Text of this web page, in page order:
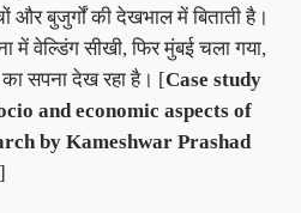
और बुजुर्गों की देखभाल में बिताती है।
में वेल्डिंग सीखी, फिर मुंबई चला गया,
सपना देख रहा है। [Case study
and economic aspects of
by Kameshwar Prashad
]